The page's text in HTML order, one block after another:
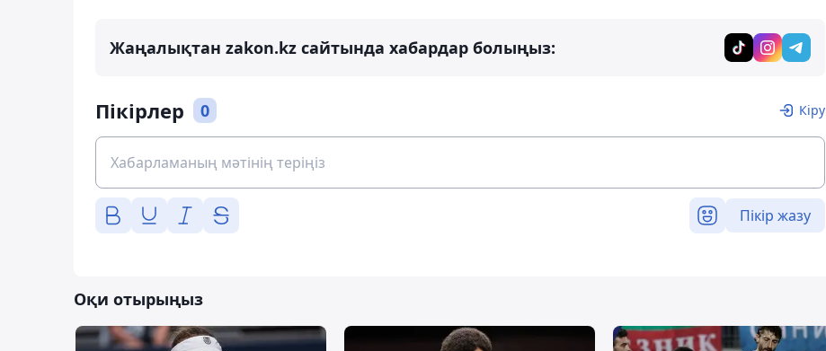
Жаңалықтан zakon.kz сайтында хабардар болыңыз:
Пікірлер 0 Кіру
Пікір жазу
Оқи отырыңыз